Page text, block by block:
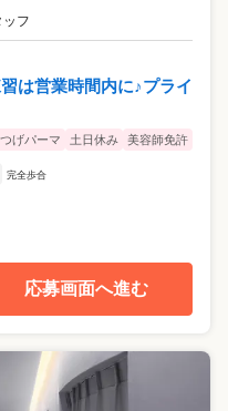
ッフ
は営業時間内に♪プライ
げパーマ 土日休み 美容師免許
完全歩合
応募画面へ進む